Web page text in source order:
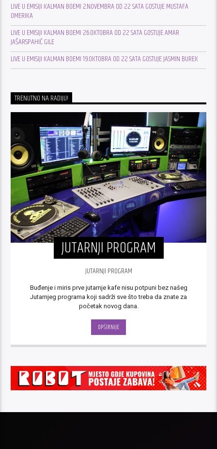
LIVE U EMISIJI KALMAN BOEMI 2.NOVEMBRA OD 22 SATA GOSTUJE MUSTAFA
OMERIKA
LIVE U EMISIJI KALMAN BOEMI 26.OKTOBRA OD 22 SATA GOSTUJE AMAR
JAŠARSPAHIĆ GILE
LIVE U EMISIJI KALMAN BOEMI 19.OKTOBRA OD 22 SATA GOSTUJE JASMIN BUREK
TRENUTNO NA RADIJU!
JUTARNJI PROGRAM
JUTARNJI PROGRAM
Buđenje i miris prve jutarnje kafe nisu potpuni bez našeg
Jutarnjeg programa koji sadrži sve što treba da znate za
početak novog dana.
OPŠIRNIJE